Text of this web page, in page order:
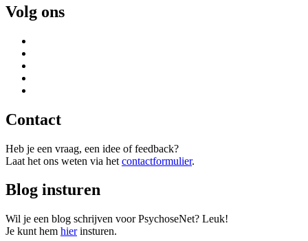
Volg ons
Contact
Heb je een vraag, een idee of feedback?
Laat het ons weten via het contactformulier.
Blog insturen
Wil je een blog schrijven voor PsychoseNet? Leuk!
Je kunt hem hierinsturen.